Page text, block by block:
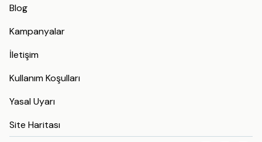
Blog
Kampanyalar
İletişim
Kullanım Koşulları
Yasal Uyarı
Site Haritası